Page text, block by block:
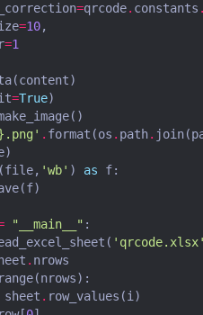
=qrcode. constants .
=10,
=1
(content)
=True)
()
.png' . format (os . path. join(
)
file, 'wb' ) as f:
(f)
"__main__" :
( 'qrcode.xlsx'
. nrows
range(nrows):
sheet . row_values (i)